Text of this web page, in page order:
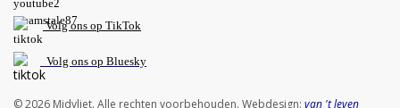
Volg ons op TikTok
Volg ons op Bluesky
© 2026 Midvliet. Alle rechten voorbehouden. Webdesign: van 't leven